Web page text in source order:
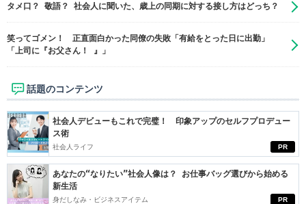
タメ口？ 敬語？ 社会人に聞いた、歳上の同期に対する接し方はどっち？
笑ってゴメン！ 正直面白かった同僚の失敗「有給をとった日に出勤」
「上司に『お父さん！ 』」
話題のコンテンツ
PR
社会人デビューもこれで完璧！ 印象アップのセルフプロデュー
ス術
社会人ライフ
PR
あなたの“なりたい”社会人像は？ お仕事バッグ選びから始める
新生活
身だしなみ・ビジネスアイテム